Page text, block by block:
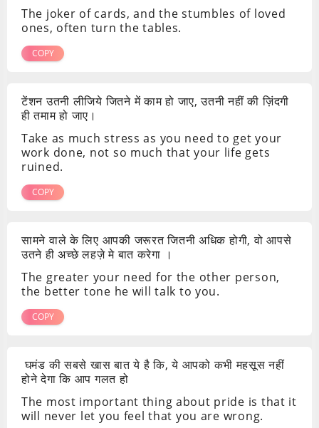
The joker of cards, and the stumbles of loved
ones, often turn the tables.
COPY
टेंशन उतनी लीजिये जितने में काम हो जाए, उतनी नहीं की ज़िंदगी
ही तमाम हो जाए।
Take as much stress as you need to get your
work done, not so much that your life gets
ruined.
COPY
सामने वाले के लिए आपकी जरूरत जितनी अधिक होगी, वो आपसे
उतने ही अच्छे लहज़े मे बात करेगा ।
The greater your need for the other person,
the better tone he will talk to you.
COPY
घमंड की सबसे खास बात ये है कि, ये आपको कभी महसूस नहीं
होने देगा कि आप गलत हो
The most important thing about pride is that it
will never let you feel that you are wrong.